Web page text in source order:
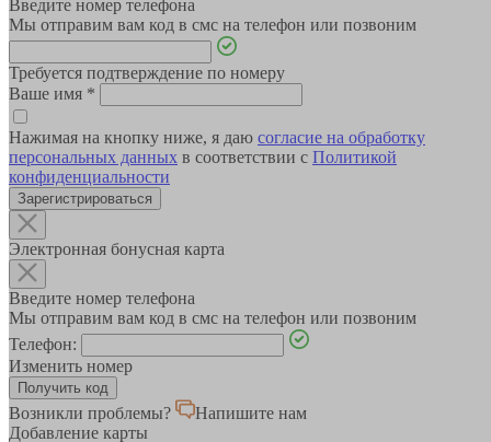
Введите номер телефона
Мы отправим вам код в смс на телефон или позвоним
Требуется подтверждение по номеру
Ваше имя *
Нажимая на кнопку ниже, я даю согласие на обработку
персональных данных в соответствии с Политикой
конфиденциальности
Зарегистрироваться
Электронная бонусная карта
Введите номер телефона
Мы отправим вам код в смс на телефон или позвоним
Телефон:
Изменить номер
Возникли проблемы?
Напишите нам
Добавление карты